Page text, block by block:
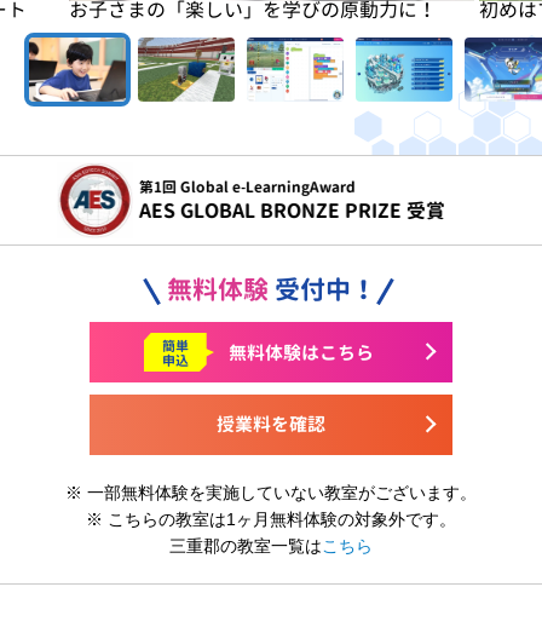
！ 初めはマイクラで楽しく基本を学びます 基本
令和5年度
文部科学省 こども霞が関見学デー 参画
無料体験 受付中！
授業料を確認
簡単
申込 無料体験はこちら
※ 一部無料体験を実施していない教室がございます。
※ こちらの教室は1ヶ月無料体験の対象外です。
三重郡の教室一覧はこちら